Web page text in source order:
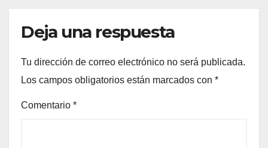
Deja una respuesta
Tu dirección de correo electrónico no será publicada.
Los campos obligatorios están marcados con *
Comentario *